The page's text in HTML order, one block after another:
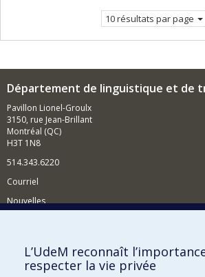
10 résultats par page
Département de linguistique et de
Pavillon Lionel-Groulx
3150, rue Jean-Brillant
Montréal (QC)
H3T 1N8
514.343.6220
Courriel
Nouvelles
Comment soutenir le Département?
BESOIN D'AIDE?
L’UdeM reconnaît
respecter la vie privée